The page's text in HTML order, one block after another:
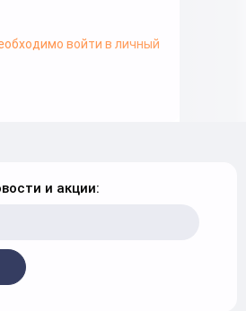
войти в личный
и акции: